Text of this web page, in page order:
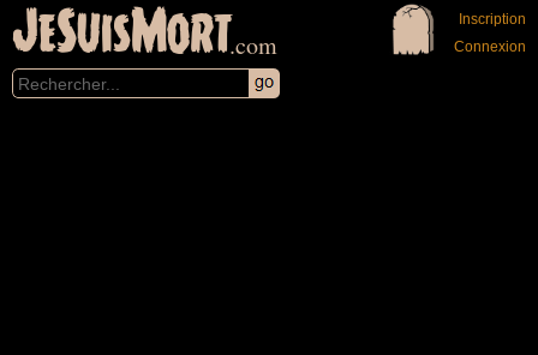
JeSuisMort.com
Inscription
Connexion